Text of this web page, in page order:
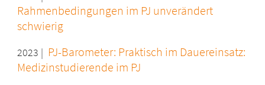
Rahmenbedingungen im PJ unverändert
schwierig
2023 | PJ-Barometer: Praktisch im Dauereinsatz:
Medizinstudierende im PJ